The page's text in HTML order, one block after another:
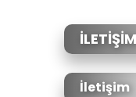
İLETİŞİM
İletişim